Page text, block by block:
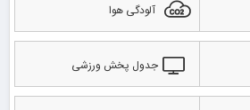
آلودگی هوا
جدول پخش ورزشی